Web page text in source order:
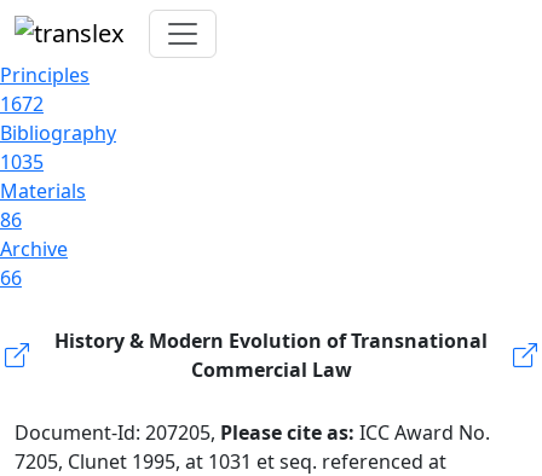
Principles
1672
Bibliography
1035
Materials
86
Archive
66
History & Modern Evolution of Transnational
Commercial Law
Document-Id: 207205, Please cite as: ICC Award No.
7205, Clunet 1995, at 1031 et seq. referenced at